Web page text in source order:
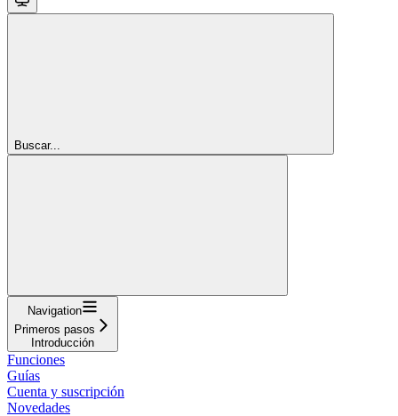
Buscar...
Navigation
Primeros pasos
Introducción
Funciones
Guías
Cuenta y suscripción
Novedades